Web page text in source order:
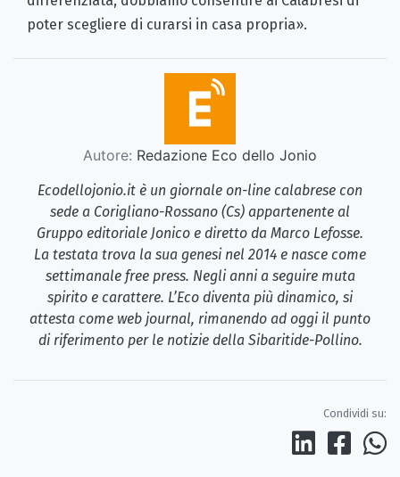
poter scegliere di curarsi in casa propria».
Autore: Redazione Eco dello Jonio
Ecodellojonio.it è un giornale on-line calabrese con
sede a Corigliano-Rossano (Cs) appartenente al
Gruppo editoriale Jonico e diretto da Marco Lefosse.
La testata trova la sua genesi nel 2014 e nasce come
settimanale free press. Negli anni a seguire muta
spirito e carattere. L’Eco diventa più dinamico, si
attesta come web journal, rimanendo ad oggi il punto
di riferimento per le notizie della Sibaritide-Pollino.
Condividi su: